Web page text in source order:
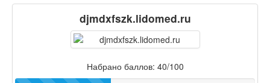
djmdxfszk.lidomed.ru
Набрано баллов: 40/100